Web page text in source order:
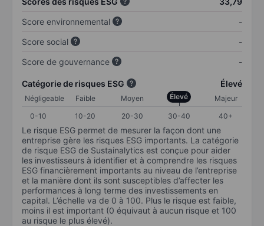
Score environnemental
-
Score social
-
Score de gouvernance
-
Catégorie de risques ESG Élevé
Négligeable Faible Moyen Élevé
Majeur
0-10
10-20 20-30 30-40 40+
Le risque ESG permet de mesurer la façon dont une
entreprise gère les risques ESG importants. La catégorie
de risque ESG de Sustainalytics est conçue pour aider
les investisseurs à identifier et à comprendre les risques
ESG financièrement importants au niveau de l’entreprise
et la manière dont ils sont susceptibles d’affecter les
performances à long terme des investissements en
capital. L’échelle va de 0 à 100. Plus le risque est faible,
moins il est important (0 équivaut à aucun risque et 100
au risque le plus élevé).